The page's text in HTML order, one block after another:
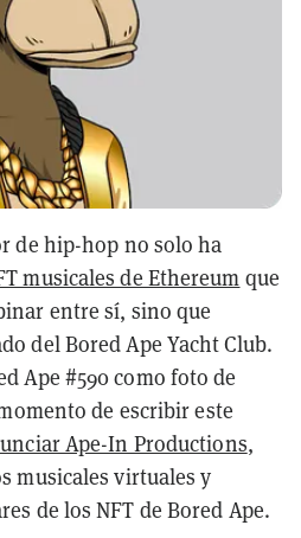
de hip-hop no solo ha
musicales de Ethereum que
entre sí, sino que
del Bored Ape Yacht Club.
Ape #590 como foto de
de escribir este
Ape-In Productions,
musicales virtuales y
de los NFT de Bored Ape.